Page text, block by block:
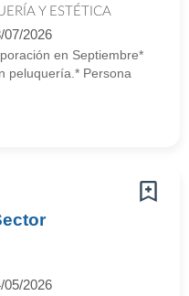
Y ESTÉTICA
07/2026
en Septiembre*
peluquería.* Persona
05/2026